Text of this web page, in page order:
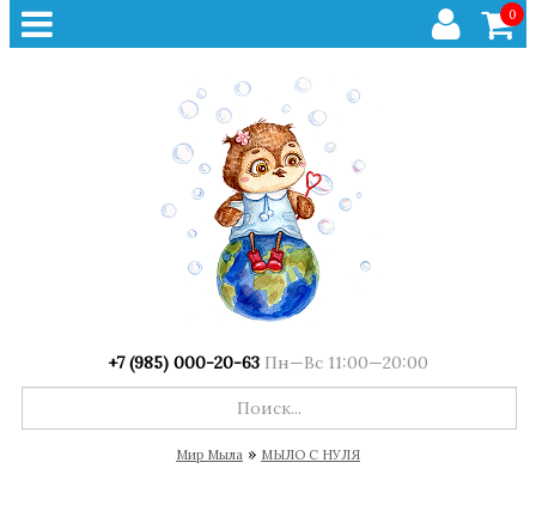
0
+7 (985) 000-20-63 Пн—Вс 11:00—20:00
Мир Мыла » МЫЛО С НУЛЯ